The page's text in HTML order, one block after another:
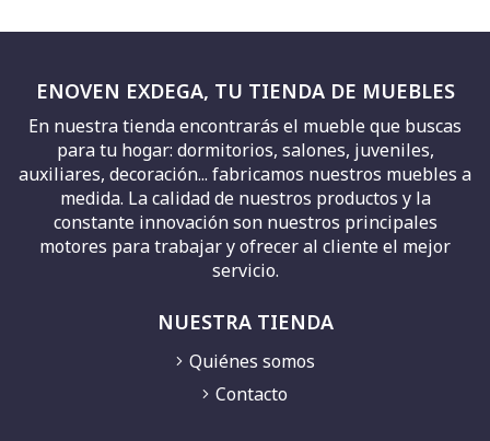
ENOVEN EXDEGA, TU TIENDA DE MUEBLES
En nuestra tienda encontrarás el mueble que buscas
para tu hogar: dormitorios, salones, juveniles,
auxiliares, decoración... fabricamos nuestros muebles a
medida. La calidad de nuestros productos y la
constante innovación son nuestros principales
motores para trabajar y ofrecer al cliente el mejor
servicio.
NUESTRA TIENDA
Quiénes somos
Contacto